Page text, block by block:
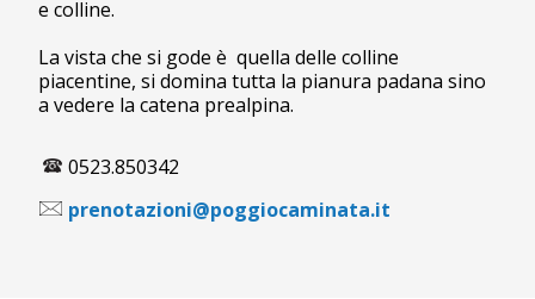
e colline.
La vista che si gode è quella delle colline
piacentine, si domina tutta la pianura padana sino
a vedere la catena prealpina.
0523.850342
prenotazioni@poggiocaminata.it